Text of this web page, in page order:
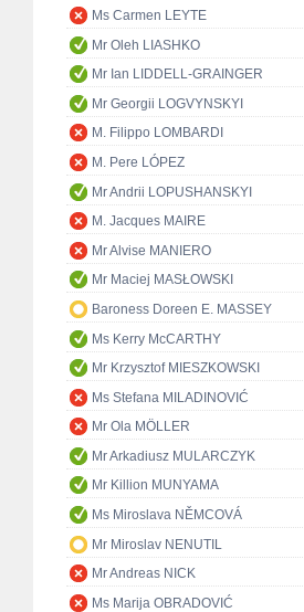
Ms Carmen LEYTE
Mr Oleh LIASHKO
Mr Ian LIDDELL-GRAINGER
Mr Georgii LOGVYNSKYI
M. Filippo LOMBARDI
M. Pere LÓPEZ
Mr Andrii LOPUSHANSKYI
M. Jacques MAIRE
Mr Alvise MANIERO
Mr Maciej MASŁOWSKI
Baroness Doreen E. MASSEY
Ms Kerry McCARTHY
Mr Krzysztof MIESZKOWSKI
Ms Stefana MILADINOVIĆ
Mr Ola MÖLLER
Mr Arkadiusz MULARCZYK
Mr Killion MUNYAMA
Ms Miroslava NĚMCOVÁ
Mr Miroslav NENUTIL
Mr Andreas NICK
Ms Marija OBRADOVIĆ